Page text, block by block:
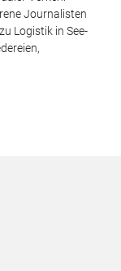
Journalisten
Logistik in See-